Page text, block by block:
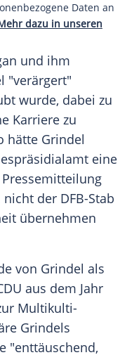
Daten an
dazu in unseren
und ihm
"verärgert"
wurde, dabei zu
Karriere zu
hätte Grindel
eine
der DFB-Stab
übernehmen
von Grindel als
aus dem Jahr
Multikulti-
Grindels
"enttäuschend,